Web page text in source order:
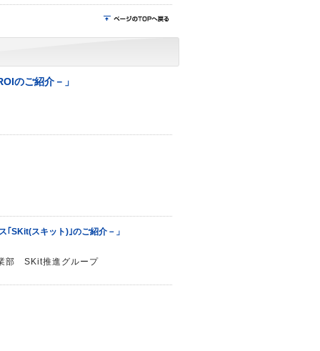
のご紹介－」
｢SKit(スキット)｣のご紹介－」
部 SKit推進グループ